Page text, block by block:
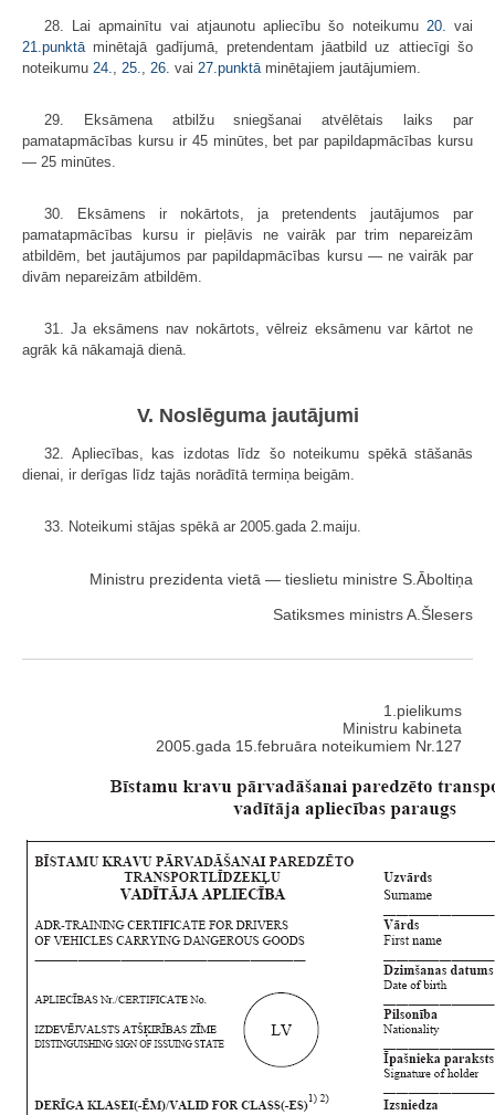
28. Lai apmainītu vai atjaunotu apliecību šo noteikumu 20.vai
21.punktā minētajā gadījumā, pretendentam jāatbild uz attiecīgi šo
noteikumu 24. 25. 26. vai 27.punktā minētajiem jautājumiem.
29. Eksāmena atbilžu sniegšanai atvēlētais laiks par
pamatapmācības kursu ir 45 minūtes, bet par papildapmācības kursu
— 25 minūtes.
30. Eksāmens ir nokārtots, ja pretendents jautājumos par
pamatapmācības kursu ir pieļāvis ne vairāk par trim nepareizām
atbildēm, bet jautājumos par papild­apmācības kursu — ne vairāk par
divām nepareizām atbildēm.
31. Ja eksāmens nav nokārtots, vēlreiz eksāmenu var kārtot ne
agrāk kā nākamajā dienā.
V. Noslēguma jautājumi
32. Apliecības, kas izdotas līdz šo noteikumu spēkā stāšanās
dienai, ir derīgas līdz tajās norādītā termiņa beigām.
33. Noteikumi stājas spēkā ar 2005.gada 2.maiju.
Ministru prezidenta vietā — tieslietu ministre S.Āboltiņa
Satiksmes ministrs A.Šlesers
1.pielikums
Ministru kabineta
2005.gada 15.februāra noteikumiem Nr.127